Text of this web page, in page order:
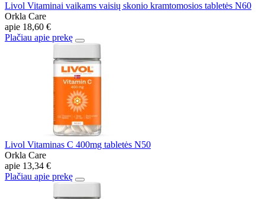
Livol Vitaminai vaikams vaisių skonio kramtomosios tabletės N60
Orkla Care
apie 18,60 €
Plačiau apie prekę
Livol Vitaminas C 400mg tabletės N50
Orkla Care
apie 13,34 €
Plačiau apie prekę